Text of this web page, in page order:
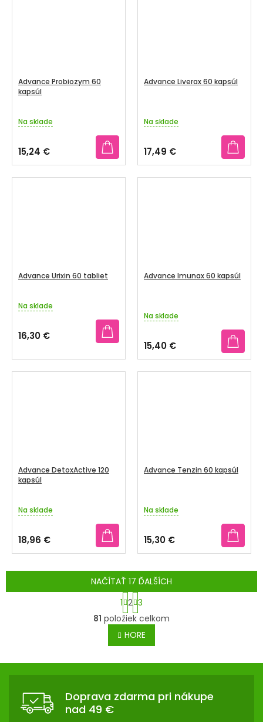
Advance Probiozym 60
kapsúl
Na sklade
15,24 €
Advance Liverax 60 kapsúl
Na sklade
17,49 €
Advance Urixin 60 tabliet
Priemerné
produktu
je
z
5
Na sklade
16,30 €
Advance Imunax 60 kapsúl
Na sklade
15,40 €
Advance DetoxActive 120
kapsúl
Na sklade
18,96 €
Advance Tenzin 60 kapsúl
Na sklade
15,30 €
O
v
l
d
a
c
i
NAČÍTAŤ 17 ĎALŠÍCH
S
t
r
á
n
o
v
a
n
1 2 3
81 položiek celkom
HORE
Doprava zdarma pri nákupe
nad 49 €